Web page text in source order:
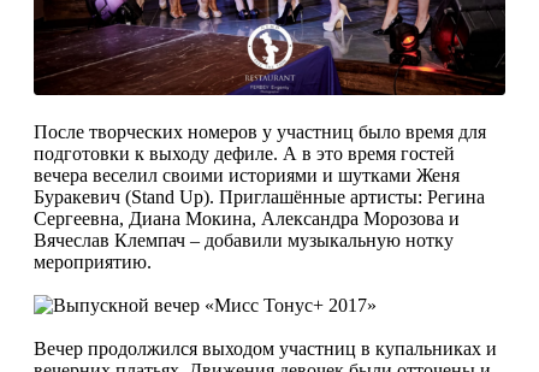
После творческих номеров у участниц было время для
подготовки к выходу дефиле. А в это время гостей
вечера веселил своими историями и шутками Женя
Буракевич (Stand Up). Приглашённые артисты: Регина
Сергеевна, Диана Мокина, Александра Морозова и
Вячеслав Клемпач – добавили музыкальную нотку
мероприятию.
Вечер продолжился выходом участниц в купальниках и